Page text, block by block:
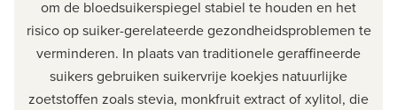
om de bloedsuikerspiegel stabiel te houden en het
risico op suiker-gerelateerde gezondheidsproblemen te
verminderen. In plaats van traditionele geraffineerde
suikers gebruiken suikervrije koekjes natuurlijke
zoetstoffen zoals stevia, monkfruit extract of xylitol, die